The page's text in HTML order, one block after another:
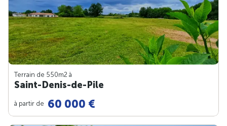
Terrain de 550m2 à
Saint-Denis-de-Pile
à partir de 60 000 €